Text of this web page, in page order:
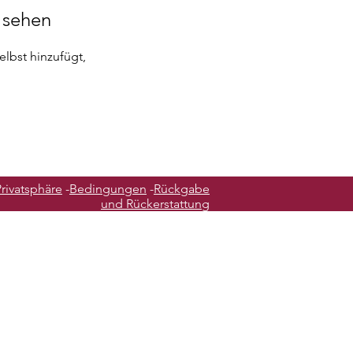
hinzufügt,
-Bedingungen -Rückgabe
und Rückerstattung